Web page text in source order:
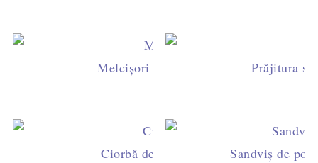
Melcişori cu nucă şi scorţişoară, rețeta
Prăjitura
Ciorbă de fasole verde cu rântaş (fără
Sandviș de